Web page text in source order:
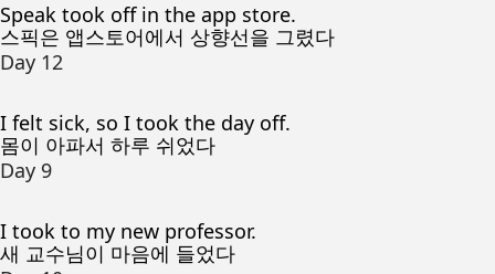
Speak took off in the app store.
스픽은 앱스토어에서 상향선을 그렸다
Day 12
I felt sick, so I took the day off.
몸이 아파서 하루 쉬었다
Day 9
I took to my new professor.
새 교수님이 마음에 들었다